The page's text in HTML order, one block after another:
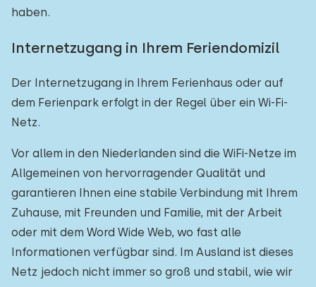
haben.
Internetzugang in Ihrem Feriendomizil
Der Internetzugang in Ihrem Ferienhaus oder auf
dem Ferienpark erfolgt in der Regel über ein Wi-Fi-
Netz.
Vor allem in den Niederlanden sind die WiFi-Netze im
Allgemeinen von hervorragender Qualität und
garantieren Ihnen eine stabile Verbindung mit Ihrem
Zuhause, mit Freunden und Familie, mit der Arbeit
oder mit dem Word Wide Web, wo fast alle
Informationen verfügbar sind. Im Ausland ist dieses
Netz jedoch nicht immer so groß und stabil, wie wir